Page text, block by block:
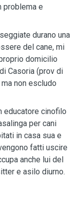
problema e
durano una
del cane, mi
domicilio
Casoria (prov di
non escludo
educatore cinofilo
per cani
in casa sua e
fatti uscire
anche lui del
e asilo diurno.